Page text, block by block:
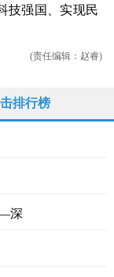
技强国、实现民
(责任编辑：赵睿)
排行榜
深